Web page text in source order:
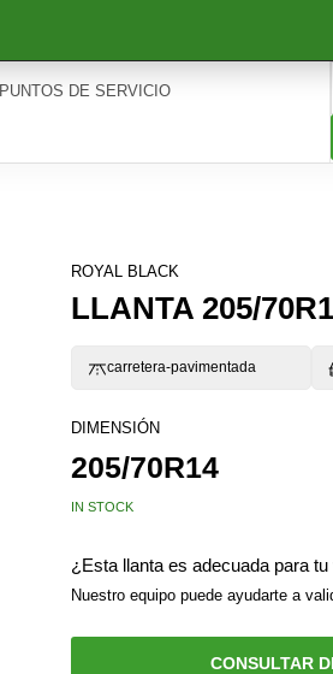
PUNTOS DE SERVICIO
ROYAL BLACK
LLANTA 205/
carretera-pavimentada
DIMENSIÓN
205/70R14
IN STOCK
¿Esta llanta es adecuada para
Nuestro equipo puede ayudarte a
CONSULTAR